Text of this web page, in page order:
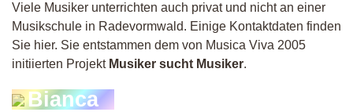
Viele Musiker unterrichten auch privat und nicht an einer
Musikschule in Radevormwald. Einige Kontaktdaten finden
Sie hier. Sie entstammen dem von Musica Viva 2005
initiierten Projekt Musiker sucht Musiker.
Bianca